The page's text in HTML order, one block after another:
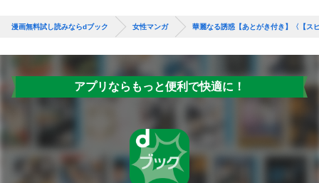
漫画無料試し読みならdブック 女性マンガ 華麗なる誘惑【あとがき付き】〈【ス
アプリならもっと便利で快適に！